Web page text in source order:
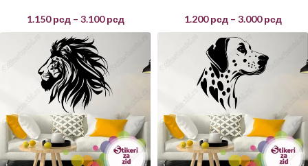
1.150рсд – 3.100рсд 1.200рсд – 3.000рсд